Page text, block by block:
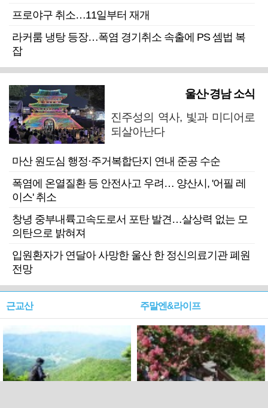
프로야구 취소…11일부터 재개
라커룸 냉탕 등장…폭염 경기취소 속출에 PS 셈법 복
잡
울산·경남 소식
진주성의 역사, 빛과 미디어로
되살아난다
마산 원도심 행정·주거복합단지 연내 준공 수순
폭염에 온열질환 등 안전사고 우려… 양산시, '어필 레
이스' 취소
창녕 중부내륙고속도로서 포탄 발견…살상력 없는 모
의탄으로 밝혀져
입원환자가 연달아 사망한 울산 한 정신의료기관 폐원
전망
근교산 주말엔&라이프